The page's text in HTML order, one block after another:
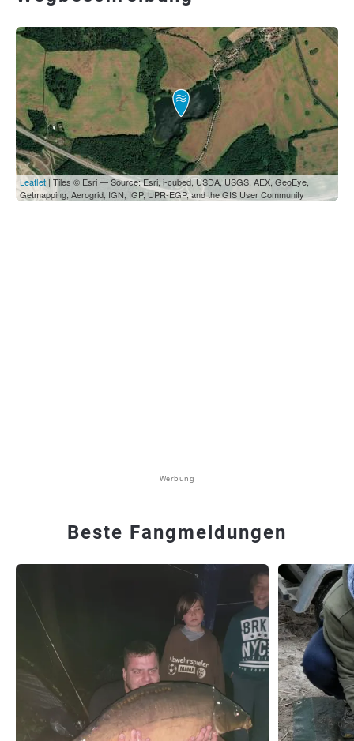
Leaflet | Tiles © Esri — Source: Esri, i-cubed, USDA, USGS, AEX, GeoEye,
Getmapping, Aerogrid, IGN, IGP, UPR-EGP, and the GIS User Community
Werbung
Beste Fangmeldungen